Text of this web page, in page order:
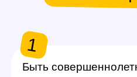
скорость печати, так как
он будет постоянно общаться
с несколькими людьми. Это
умение позволит эффективнее
переписываться со зрителями,